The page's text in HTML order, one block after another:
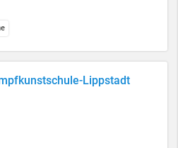
Lippstadt